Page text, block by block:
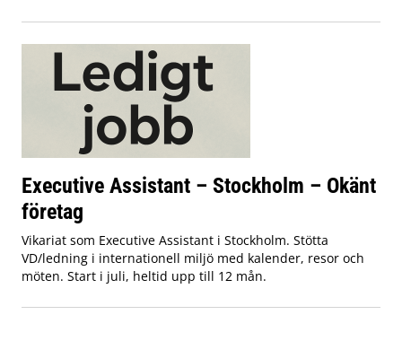
Executive Assistant – Stockholm – Okänt
företag
Vikariat som Executive Assistant i Stockholm. Stötta
VD/ledning i internationell miljö med kalender, resor och
möten. Start i juli, heltid upp till 12 mån.